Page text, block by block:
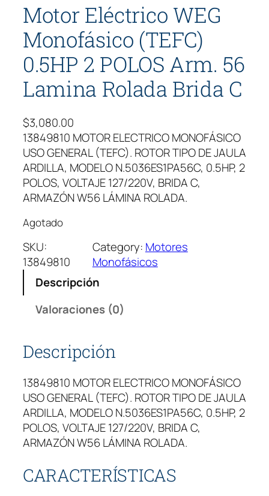
Motor Eléctrico WEG
Monofásico (TEFC)
0.5HP 2 POLOS Arm. 56
Lamina Rolada Brida C
$3,080.00
13849810 MOTOR ELECTRICO MONOFÁSICO
USO GENERAL (TEFC). ROTOR TIPO DE JAULA
ARDILLA, MODELO N.5036ES1PA56C, 0.5HP, 2
POLOS, VOLTAJE 127/220V, BRIDA C,
ARMAZÓN W56 LÁMINA ROLADA.
Agotado
SKU:
13849810
Category: Motores
Monofásicos
Descripción
Valoraciones (0)
Descripción
13849810 MOTOR ELECTRICO MONOFÁSICO
USO GENERAL (TEFC). ROTOR TIPO DE JAULA
ARDILLA, MODELO N.5036ES1PA56C, 0.5HP, 2
POLOS, VOLTAJE 127/220V, BRIDA C,
ARMAZÓN W56 LÁMINA ROLADA.
CARACTERÍSTICAS